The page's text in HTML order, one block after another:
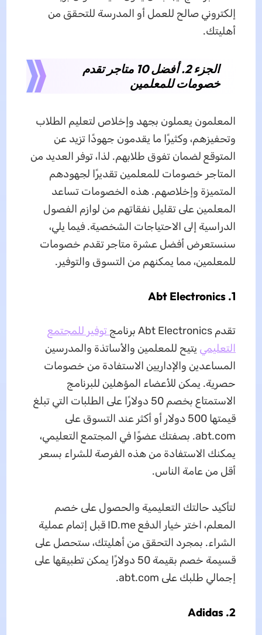
إلكتروني صالح للعمل أو المدرسة للتحقق من
أهليتك.
الجزء 2. أفضل 10 متاجر تقدم
خصومات للمعلمين
المعلمون يعملون بجهد وإخلاص لتعليم الطلاب
وتحفيزهم، وكثيرًا ما يقدمون جهودًا تزيد عن
المتوقع لضمان تفوق طلابهم. لذا، توفر العديد من
المتاجر خصومات للمعلمين تقديرًا لجهودهم
المتميزة وإخلاصهم. هذه الخصومات تساعد
المعلمين على تقليل نفقاتهم من لوازم الفصول
الدراسية إلى الاحتياجات الشخصية. فيما يلي،
سنستعرض أفضل عشرة متاجر تقدم خصومات
للمعلمين، مما يمكنهم من التسوق والتوفير.
1. Abt Electronics
تقدم Abt Electronics برنامج
توفير للمجتمع
التعليمي يتيح للمعلمين والأساتذة والمدرسين
المساعدين والإداريين الاستفادة من خصومات
حصرية. يمكن للأعضاء المؤهلين للبرنامج
الاستمتاع بخصم 50 دولارًا على الطلبات التي تبلغ
قيمتها 500 دولار أو أكثر عند التسوق على
abt.com. بصفتك عضوًا في المجتمع التعليمي،
يمكنك الاستفادة من هذه الفرصة للشراء بسعر
أقل من عامة الناس.
لتأكيد حالتك التعليمية والحصول على خصم
المعلم، اختر خيار الدفع ID.me قبل إتمام عملية
الشراء. بمجرد التحقق من أهليتك، ستحصل على
قسيمة خصم بقيمة 50 دولارًا يمكن تطبيقها على
إجمالي طلبك على abt.com.
2. Adidas